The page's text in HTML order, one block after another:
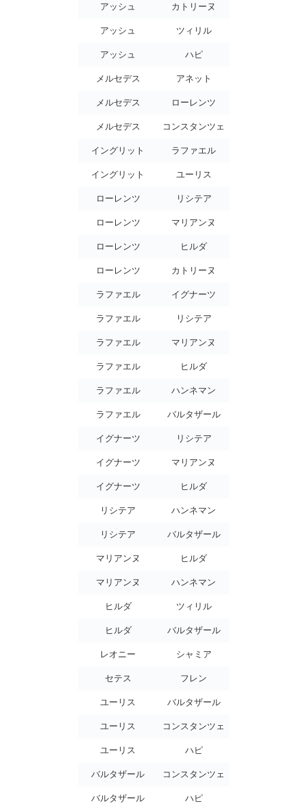
アッシュ カトリーヌ
アッシュ ツィリル
アッシュ ハピ
メルセデス アネット
メルセデス ローレンツ
メルセデス コンスタンツェ
イングリット ラファエル
イングリット ユーリス
ローレンツ リシテア
ローレンツ マリアンヌ
ローレンツ ヒルダ
ローレンツ カトリーヌ
ラファエル イグナーツ
ラファエル リシテア
ラファエル マリアンヌ
ラファエル ヒルダ
ラファエル ハンネマン
ラファエル バルタザール
イグナーツ リシテア
イグナーツ マリアンヌ
イグナーツ ヒルダ
リシテア ハンネマン
リシテア バルタザール
マリアンヌ ヒルダ
マリアンヌ ハンネマン
ヒルダ ツィリル
ヒルダ バルタザール
レオニー シャミア
セテス フレン
ユーリス バルタザール
ユーリス コンスタンツェ
ユーリス ハピ
バルタザール コンスタンツェ
バルタザール ハピ